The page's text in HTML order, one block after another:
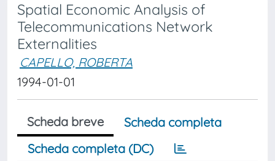
Spatial Economic Analysis of
Telecommunications Network
Externalities
CAPELLO, ROBERTA
1994-01-01
Scheda breve
Scheda completa
Scheda completa (DC)